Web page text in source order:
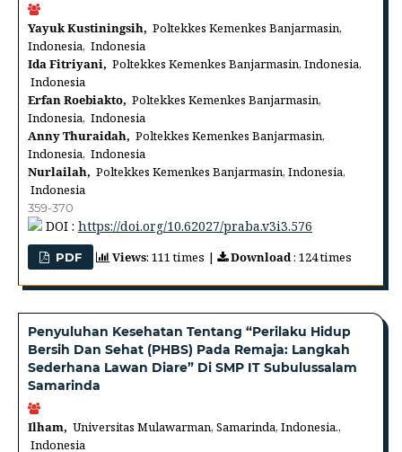
Yayuk Kustiningsih, Poltekkes Kemenkes Banjarmasin,
Indonesia, Indonesia
Ida Fitriyani, Poltekkes Kemenkes Banjarmasin, Indonesia,
Indonesia
Erfan Roebiakto, Poltekkes Kemenkes Banjarmasin,
Indonesia, Indonesia
Anny Thuraidah, Poltekkes Kemenkes Banjarmasin,
Indonesia, Indonesia
Nurlailah, Poltekkes Kemenkes Banjarmasin, Indonesia,
Indonesia
359-370
DOI : https://doi.org/10.62027/praba.v3i3.576
PDF Views: 111 times | Download: 124 times
Penyuluhan Kesehatan Tentang “Perilaku Hidup
Bersih Dan Sehat (PHBS) Pada Remaja: Langkah
Sederhana Lawan Diare” Di SMP IT Subulussalam
Samarinda
Ilham, Universitas Mulawarman, Samarinda, Indonesia.,
Indonesia